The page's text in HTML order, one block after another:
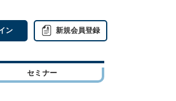
ン 新規会員登録
セミナー